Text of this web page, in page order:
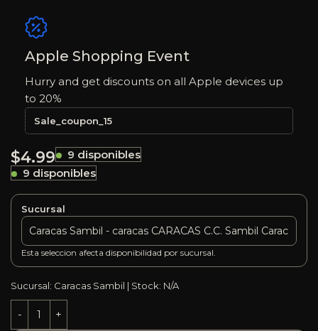
Apple Shopping Event
Hurry and get discounts on all Apple devices up
to 20%
Sale_coupon_15
$4.99
9 disponibles
9 disponibles
Sucursal
Esta seleccion afecta disponibilidad por sucursal.
Sucursal: Caracas Sambil | Stock: N/A